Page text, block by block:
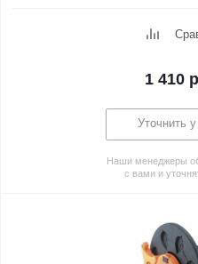
1 410
Уточнить
Наши менеджеры
с вами и